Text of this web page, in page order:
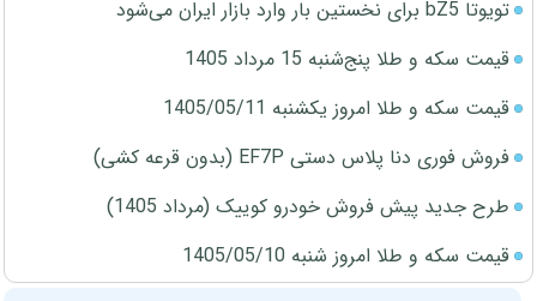
تویوتا bZ5 برای نخستین بار وارد بازار ایران می‌شود
قیمت سکه و طلا پنج‌شنبه 15 مرداد 1405
قیمت سکه و طلا امروز یکشنبه 1405/05/11
فروش فوری دنا پلاس دستی EF7P (بدون قرعه کشی)
طرح جدید پیش فروش خودرو کوییک (مرداد 1405)
قیمت سکه و طلا امروز شنبه 1405/05/10